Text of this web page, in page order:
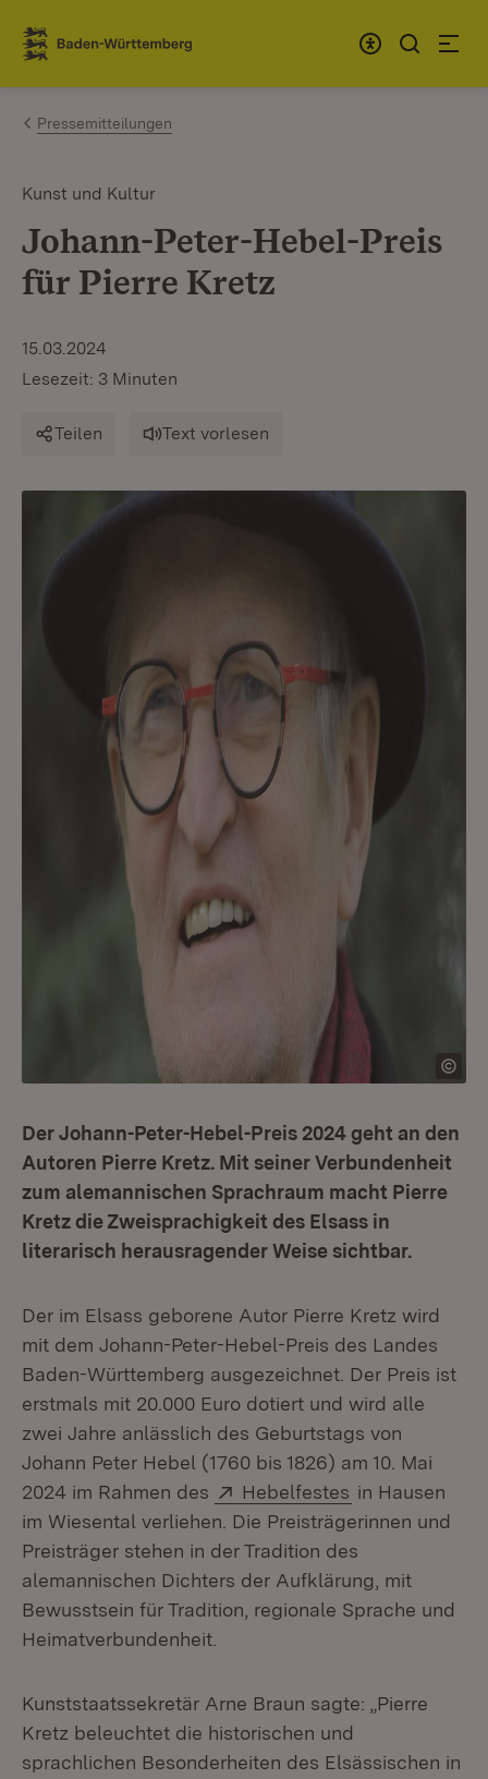
Zum Inhalt springen
Link zur Startseite
Pressemitteilungen
Kunst und Kultur
Johann-Peter-Hebel-Preis
für Pierre Kretz
15.03.2024
Lesezeit: 3 Minuten
Teilen Text vorlesen
Der Johann-Peter-Hebel-Preis 2024 geht an den
Autoren Pierre Kretz. Mit seiner Verbundenheit
zum alemannischen Sprachraum macht Pierre
Kretz die Zweisprachigkeit des Elsass in
literarisch herausragender Weise sichtbar.
Der im Elsass geborene Autor Pierre Kretz wird
mit dem Johann-Peter-Hebel-Preis des Landes
Baden-Württemberg ausgezeichnet. Der Preis ist
erstmals mit 20.000 Euro dotiert und wird alle
zwei Jahre anlässlich des Geburtstags von
Johann Peter Hebel (1760 bis 1826) am 10. Mai
2024 im Rahmen des
Extern:
Hebelfestes (Öffnet in
in Hausen
im Wiesental verliehen. Die Preisträgerinnen und
Preisträger stehen in der Tradition des
alemannischen Dichters der Aufklärung, mit
Bewusstsein für Tradition, regionale Sprache und
Heimatverbundenheit.
Kunststaatssekretär Arne Braun sagte: „Pierre
Kretz beleuchtet die historischen und
sprachlichen Besonderheiten des Elsässischen in